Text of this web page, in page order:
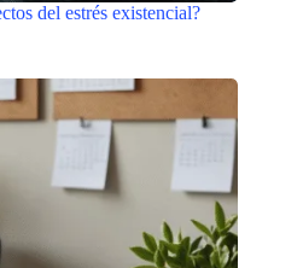
del estrés existencial?